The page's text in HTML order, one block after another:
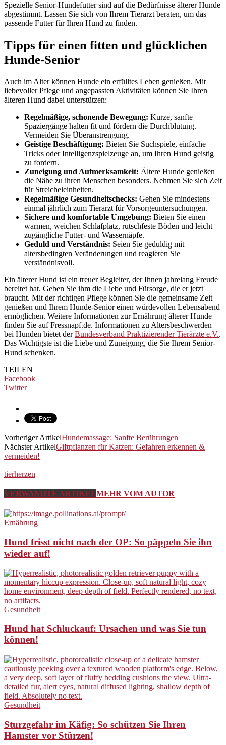
Spezielle Senior-Hundefutter sind auf die Bedürfnisse älterer Hunde
abgestimmt. Lassen Sie sich von Ihrem Tierarzt beraten, um das
passende Futter für Ihren Hund zu finden.
Tipps für einen fitten und glücklichen
Hunde-Senior
Auch im Alter können Hunde ein erfülltes Leben genießen. Mit
liebevoller Pflege und angepassten Aktivitäten können Sie Ihren
älteren Hund dabei unterstützen:
Regelmäßige, schonende Bewegung: Kurze, sanfte
Spaziergänge halten fit und fördern die Durchblutung.
Vermeiden Sie Überanstrengung.
Geistige Beschäftigung: Bieten Sie Suchspiele, einfache
Tricks oder Intelligenzspielzeuge an, um Ihren Hund geistig
zu fordern.
Zuneigung und Aufmerksamkeit: Ältere Hunde genießen
die Nähe zu ihren Menschen besonders. Nehmen Sie sich Zeit
für Streicheleinheiten.
Regelmäßige Gesundheitschecks: Gehen Sie mindestens
einmal jährlich zum Tierarzt für Vorsorgeuntersuchungen.
Sichere und komfortable Umgebung: Bieten Sie einen
warmen, weichen Schlafplatz, rutschfeste Böden und leicht
zugängliche Futter- und Wassernäpfe.
Geduld und Verständnis: Seien Sie geduldig mit
altersbedingten Veränderungen und reagieren Sie
verständnisvoll.
Ein älterer Hund ist ein treuer Begleiter, der Ihnen jahrelang Freude
bereitet hat. Geben Sie ihm die Liebe und Fürsorge, die er jetzt
braucht. Mit der richtigen Pflege können Sie die gemeinsame Zeit
genießen und Ihrem Hunde-Senior einen würdevollen Lebensabend
ermöglichen. Weitere Informationen zur Ernährung älterer Hunde
finden Sie auf Fressnapf.de. Informationen zu Altersbeschwerden
bei Hunden bietet derBundesverband Praktizierender Tierärzte e.V..
Das Wichtigste ist die Liebe und Zuneigung, die Sie Ihrem Senior-
Hund schenken.
TEILEN
Facebook
Twitter
Vorheriger ArtikelHundemassage: Sanfte Berührungen
Nächster ArtikelGiftpflanzen für Katzen: Gefahren erkennen &
vermeiden!
tierherzen
VERWANDTE ARTIKELMEHR VOM AUTOR
Ernährung
Hund frisst nicht nach der OP: So päppeln Sie ihn
wieder auf!
Gesundheit
Hund hat Schluckauf: Ursachen und was Sie tun
können!
Gesundheit
Sturzgefahr im Käfig: So schützen Sie Ihren
Hamster vor Stürzen!